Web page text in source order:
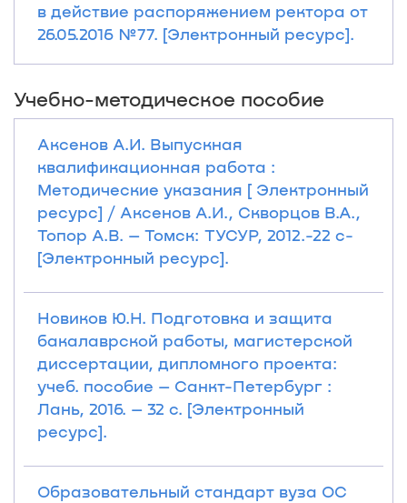
в действие распоряжением ректора от
26.05.2016 №77. [Электронный ресурс].
Учебно-методическое пособие
Аксенов А.И. Выпускная
квалификационная работа :
Методические указания [ Электронный
ресурс] / Аксенов А.И., Скворцов В.А.,
Топор А.В. – Томск: ТУСУР, 2012.-22 с-
[Электронный ресурс].
Новиков Ю.Н. Подготовка и защита
бакалаврской работы, магистерской
диссертации, дипломного проекта:
учеб. пособие – Санкт-Петербург :
Лань, 2016. – 32 с. [Электронный
ресурс].
Образовательный стандарт вуза ОС